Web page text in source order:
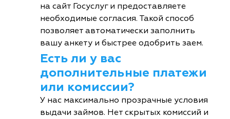
на сайт Госуслуг и предоставляете
необходимые согласия. Такой способ
позволяет автоматически заполнить
вашу анкету и быстрее одобрить заем.
Есть ли у вас
дополнительные платежи
или комиссии?
У нас максимально прозрачные условия
выдачи займов. Нет скрытых комиссий и